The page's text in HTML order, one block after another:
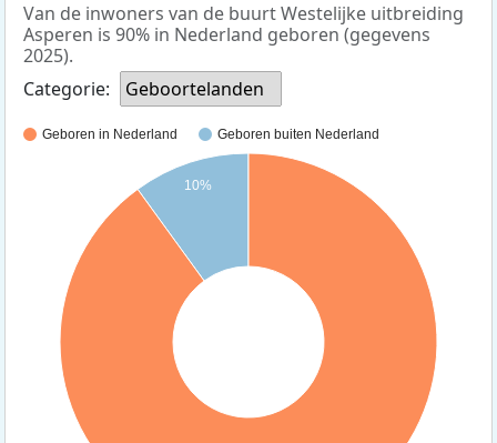
Van de inwoners van de buurt Westelijke uitbreiding
Asperen is 90% in Nederland geboren (gegevens
2025).
Categorie:
Geboortelanden
Geboren in Nederland Geboren buiten Nederland
10%